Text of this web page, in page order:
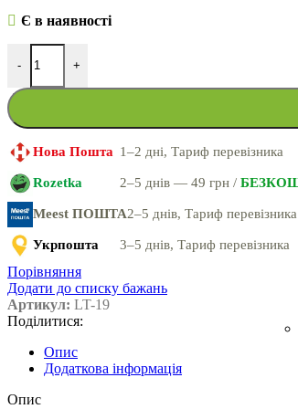
Є в наявності
- +
Нова Пошта 1–2 дні, Тариф перевізника
Rozetka 2–5 днів — 49 грн /
Meest ПОШТА2–5 днів, Тариф перевізника
Укрпошта 3–5 днів, Тариф перевізника
Порівняння
Додати до списку бажань
Артикул: LT-19
Поділитися:
Опис
Додаткова інформація
Опис